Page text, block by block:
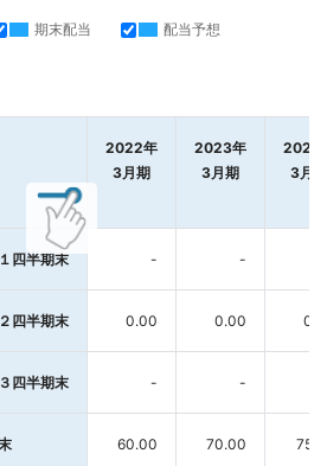
期末配当
配当予想
2022年
3月期
2023年
3月期
2024
3月期
四半期末 - -
四半期末 0.00 0.00
四半期末 - -
60.00 70.00